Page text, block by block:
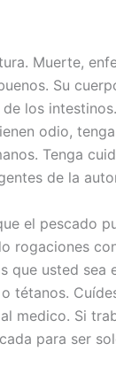
Muerte,
Su
los
odio,
Tenga
de la
el pescado
rogaciones
que usted sea
tétanos.
medico. Si
para ser